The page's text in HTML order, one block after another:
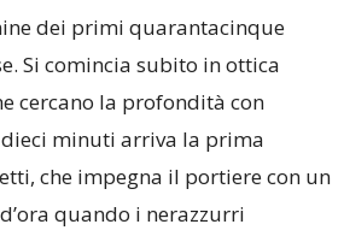
dei primi quarantacinque
Si comincia subito in ottica
cercano la profondità con
minuti arriva la prima
che impegna il portiere con un
quando i nerazzurri